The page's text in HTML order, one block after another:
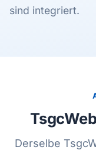
sind integriert.
Derselbe